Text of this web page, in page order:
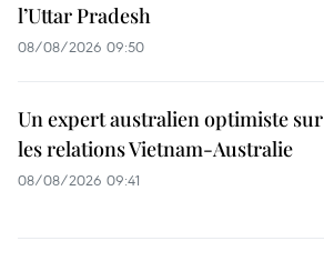
l’Uttar Pradesh
08/08/2026 09:50
Un expert australien optimiste sur
les relations Vietnam-Australie
08/08/2026 09:41